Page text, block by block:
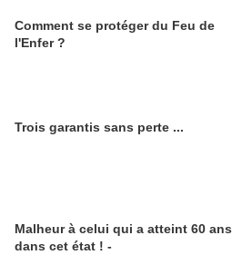
Comment se protéger du Feu de
l'Enfer ?
Trois garantis sans perte ...
Malheur à celui qui a atteint 60 ans
dans cet état ! -